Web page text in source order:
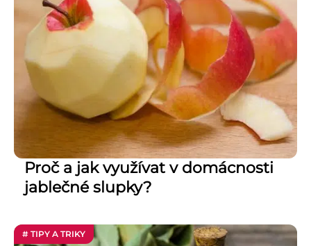
Proč a jak využívat v domácnosti
jablečné slupky?
# TIPY A TRIKY